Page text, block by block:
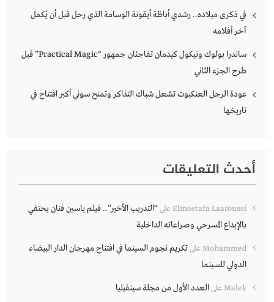
في ذكرى ميلاده.. رشدي أباظة أيقونة الوسامة الذي رحل قبل أن يُكمل
آخر أفلامه
ساندرا بولوك ونيكول كيدمان تفاجئان جمهور “Practical Magic” قبل
طرح الجزء الثاني
عودة الرجل العنكبوت تشعل شباك التذاكر وتمنح سوني أكبر افتتاح في
تاريخها
أحدث التعليقات
Elmostafa Laaroussi على“التدريب الأخير”.. فيلم ياسين فنان يحتفي
بالإبداع المسرحي وصراعاته الداخلية
Mohammed علىتكريم نجوم السينما في افتتاح مهرجان الدار البيضاء
الدولي للسينما
Malek علىالعدد الأول من مجلة سينفيليا